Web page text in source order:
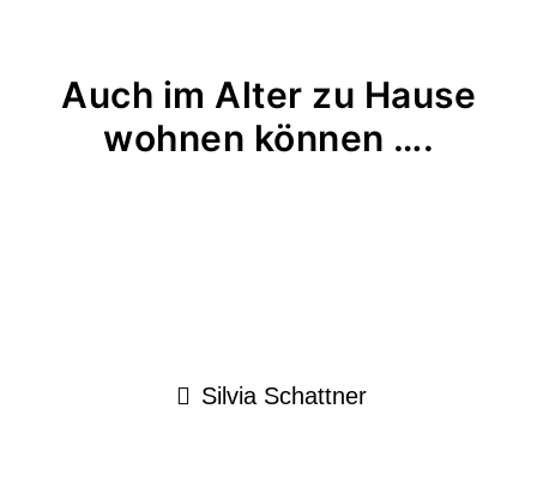
Auch im Alter zu Hause
wohnen können ….
Silvia Schattner